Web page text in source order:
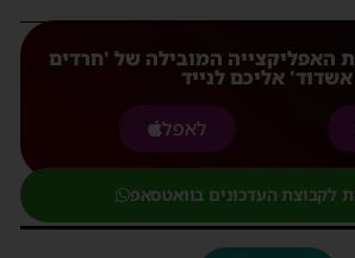
האפליקצייה המובילה של 'חרדים
אשדוד' אליכם לנייד
לאפל
לקבוצת העדכונים בוואטסאפ